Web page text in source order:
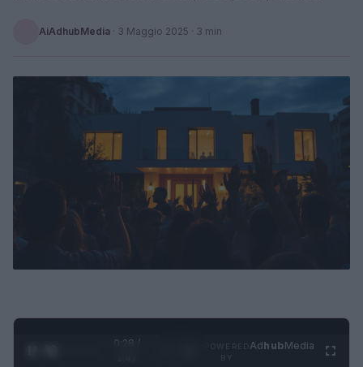
AiAdhubMedia · 3 Maggio 2025 · 3 min
0:28 /
AdhubMedia